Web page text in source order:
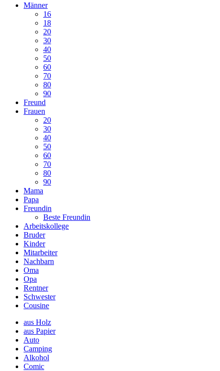
Männer
16
18
20
30
40
50
60
70
80
90
Freund
Frauen
20
30
40
50
60
70
80
90
Mama
Papa
Freundin
Beste Freundin
Arbeitskollege
Bruder
Kinder
Mitarbeiter
Nachbarn
Oma
Opa
Rentner
Schwester
Cousine
aus Holz
aus Papier
Auto
Camping
Alkohol
Comic